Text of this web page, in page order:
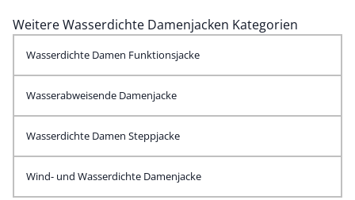
Weitere Wasserdichte Damenjacken Kategorien
Wasserdichte Damen Funktionsjacke
Wasserabweisende Damenjacke
Wasserdichte Damen Steppjacke
Wind- und Wasserdichte Damenjacke